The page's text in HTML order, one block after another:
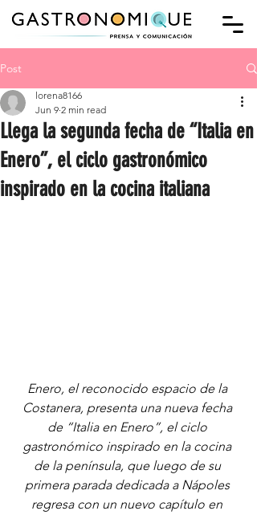
Post
Llega la segunda fecha de “Italia en
Enero”, el ciclo gastronómico
inspirado en la cocina italiana
lorena8166
Jun 9 2 min read
Enero, el reconocido espacio de la
Costanera, presenta una nueva fecha
de “Italia en Enero”, el ciclo
gastronómico inspirado en la cocina
de la península, que luego de su
primera parada dedicada a Nápoles
regresa con un nuevo capítulo en